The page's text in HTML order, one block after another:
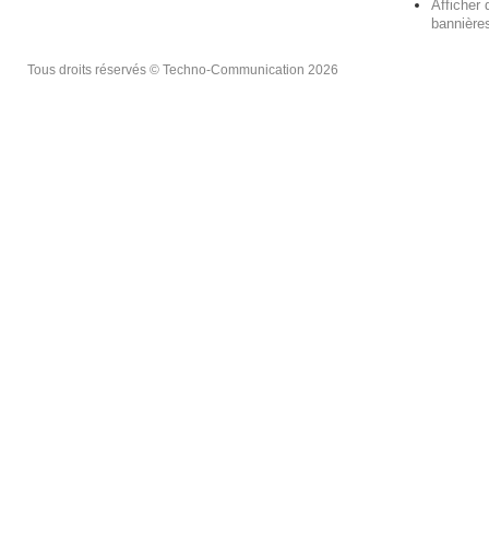
Afficher
Tous droits réservés © Techno-Communication 2026